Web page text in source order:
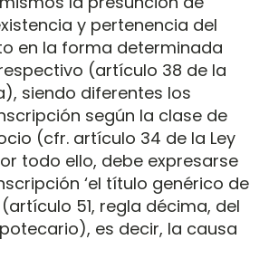
y pertenencia del
en la forma determinada
(artículo 38 de la
siendo diferentes los
según la clase de
(cfr. artículo 34 de la Ley
todo ello, debe expresarse
‘el título genérico de
51, regla décima, del
es decir, la causa